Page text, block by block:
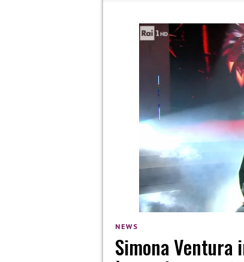
NEWS
Simona Ventura